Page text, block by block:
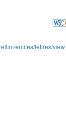
entites/lettres/